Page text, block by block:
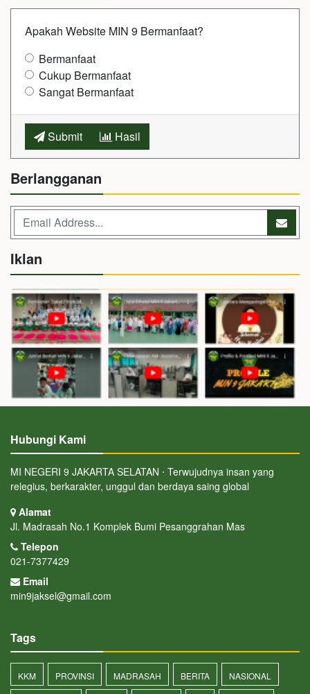
Apakah Website MIN 9 Bermanfaat?
Bermanfaat
Cukup Bermanfaat
Sangat Bermanfaat
Submit Hasil
Berlangganan
Iklan
Hubungi Kami
MI NEGERI 9 JAKARTA SELATAN ⋅ Terwujudnya insan yang
relegius, berkarakter, unggul dan berdaya saing global
Alamat
Jl. Madrasah No.1 Komplek Bumi Pesanggrahan Mas
Telepon
021-7377429
Email
min9jaksel@gmail.com
Tags
KKM PROVINSI MADRASAH BERITA NASIONAL